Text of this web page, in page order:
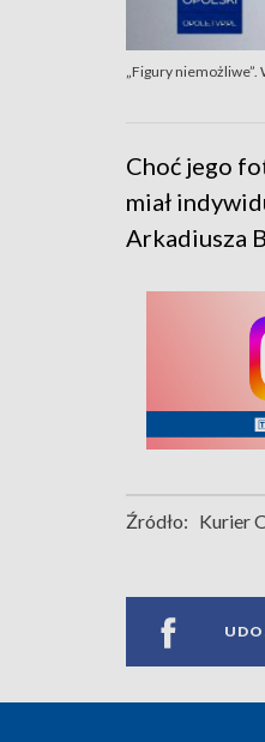
„Figury niemożliwe”.
Choć jego
miał
Arkadiusza
Źródło: Kurier